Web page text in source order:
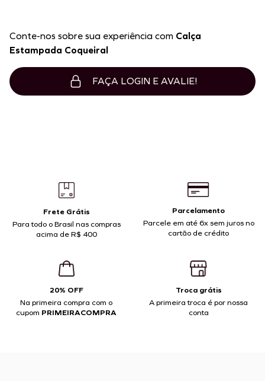
Conte-nos sobre sua experiência com Calça
Estampada Coqueiral
FAÇA LOGIN E AVALIE!
Frete Grátis
Para todo o Brasil nas compras
acima de R$ 400
Parcelamento
Parcele em até 6x sem juros no
cartão de crédito
20% OFF
Na primeira compra com o
cupom PRIMEIRACOMPRA
Troca grátis
A primeira troca é por nossa
conta